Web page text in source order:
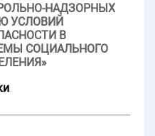
НАДЗОРНЫХ
УСЛОВИЙ
В
СОЦИАЛЬНОГО